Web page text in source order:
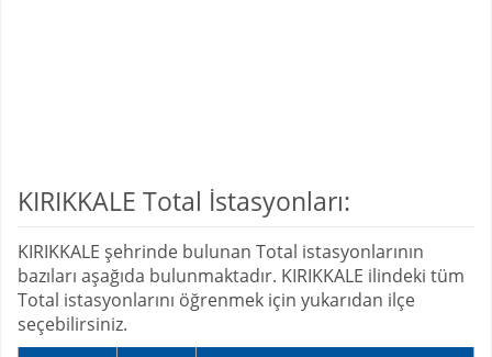
KIRIKKALE Total İstasyonları:
KIRIKKALE şehrinde bulunan Total istasyonlarının
bazıları aşağıda bulunmaktadır. KIRIKKALE ilindeki tüm
Total istasyonlarını öğrenmek için yukarıdan ilçe
seçebilirsiniz.